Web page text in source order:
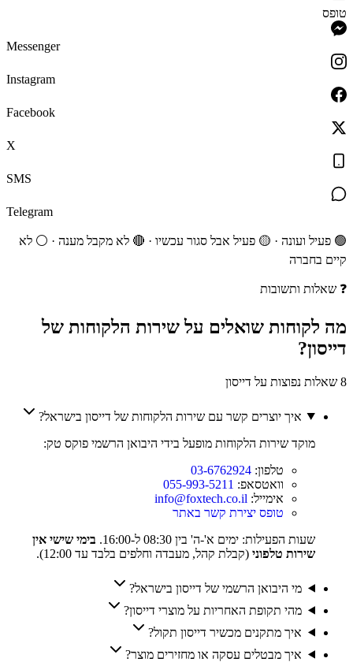
טופס
Messenger
Instagram
Facebook
X
SMS
Telegram
🟢 פעיל ועונה · 🟡 פעיל אבל סגור עכשיו · 🔴 לא מקבל מענה · ⚪ לא
קיים בחברה
❓ שאלות ותשובות
מה לקוחות שואלים על שירות הלקוחות של
דייסון?
8 שאלות נפוצות על דייסון
איך יוצרים קשר עם שירות הלקוחות של דייסון בישראל?
מוקד שירות הלקוחות מופעל בידי היבואן הרשמי פוקס טק:
טלפון: 03-6762924
וואטסאפ: 055-993-5211
אימייל: info@foxtech.co.il
טופס יצירת קשר באתר
שעות הפעילות: ימים א'-ה' בין 08:30 ל-16:00.
בימי שישי אין
שירות טלפוני (קבלת קהל, מעבדה וחלפים בלבד עד 12:00).
מי היבואן הרשמי של דייסון בישראל?
מהי תקופת האחריות על מוצרי דייסון?
איך מתקנים מכשיר דייסון תקול?
איך מבטלים עסקה או מחזירים מוצר?